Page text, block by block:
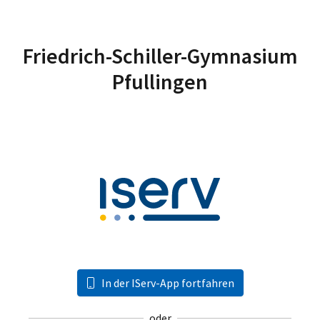
Friedrich-Schiller-Gymnasium
Pfullingen
In der IServ-App fortfahren